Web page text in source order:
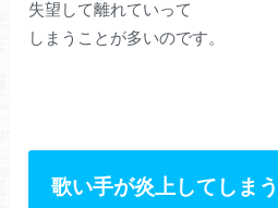
失望して離れていって
しまうことが多いのです。
歌い手が炎上してしま